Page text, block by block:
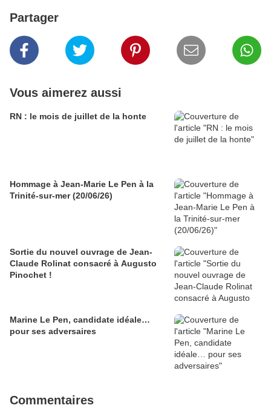
Partager
Vous aimerez aussi
RN : le mois de juillet de la honte
Hommage à Jean-Marie Le Pen à la
Trinité-sur-mer (20/06/26)
Sortie du nouvel ouvrage de Jean-
Claude Rolinat consacré à Augusto
Pinochet !
Marine Le Pen, candidate idéale…
pour ses adversaires
Commentaires